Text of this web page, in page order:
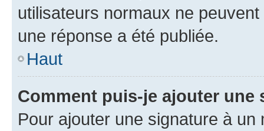
utilisateurs normaux ne
une réponse a été publiée.
Haut
Comment puis-je ajouter une
Pour ajouter une signature à un